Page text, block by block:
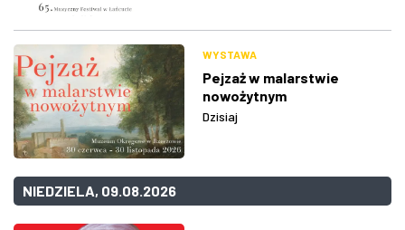
WYSTAWA
Pejzaż w malarstwie
nowożytnym
Dzisiaj
NIEDZIELA, 09.08.2026